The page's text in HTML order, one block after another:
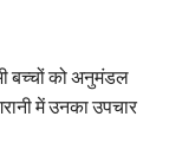
बच्चों को अनुमंडल
में उनका उपचार